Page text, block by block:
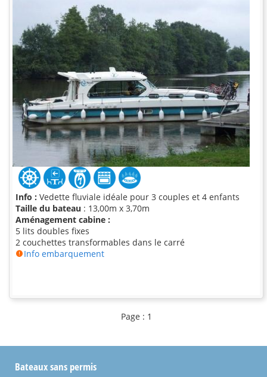
Info : Vedette fluviale idéale pour 3 couples et 4 enfants
Taille du bateau : 13,00m x 3,70m
Aménagement cabine :
5 lits doubles fixes
2 couchettes transformables dans le carré
Info embarquement
Page : 1
Bateaux sans permis